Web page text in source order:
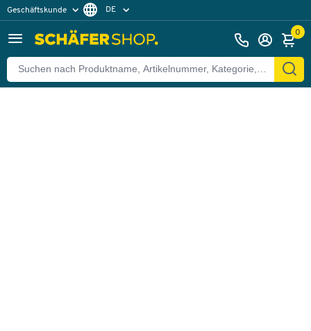
Geschäftskunde DE
0
Zurück